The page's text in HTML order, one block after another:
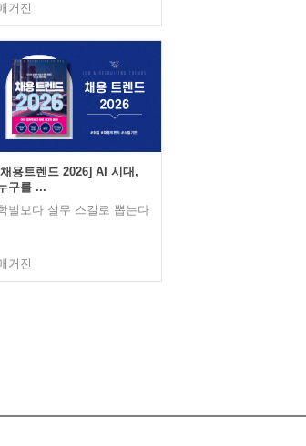
거진
용트렌드 2026] AI 시대,
구를 ...
벌보다 실무 스킬로 뽑는다
거진